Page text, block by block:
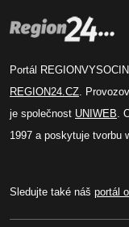
Portál
REGION24.CZ .
je společnost UNIWEB .
1997 a poskytuje tvorbu
Sledujte také náš portál